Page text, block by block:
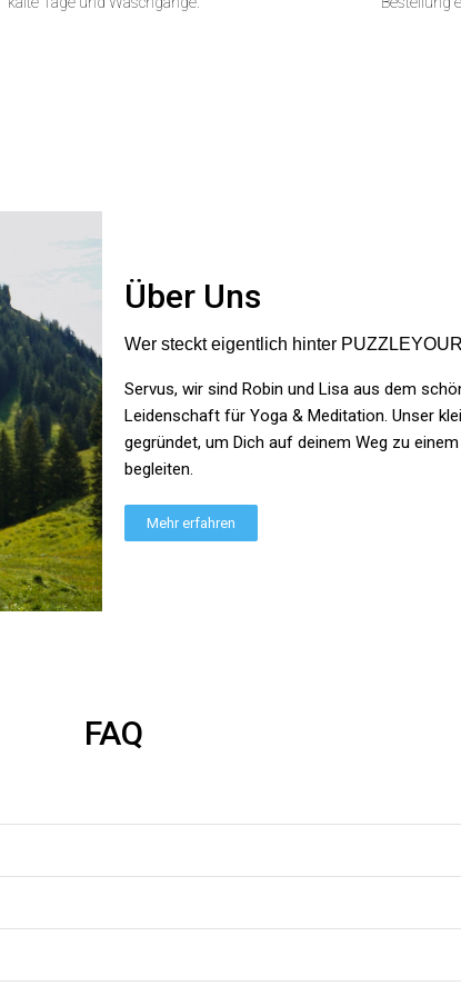
darin. Kann es nur weiterempfehlen.
der T Shirt von der des Pullis (Pulli ist deutlich größer)
Es ist super angenehm zu tragen und vor allem innen
Über Uns
Wer steckt eigentlich hinter
Servus, wir sind Robin und Lisa aus dem
Leidenschaft für Yoga & Meditation. Unser
gegründet, um Dich auf deinem Weg zu
begleiten.
Mehr erfahren
FAQ